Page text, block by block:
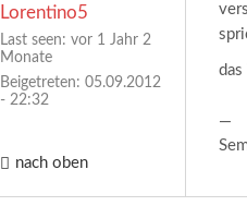
Lorentino5
Last seen: vor 1 Jahr 2
Monate
Beigetreten: 05.09.2012
- 22:32
das
—
nach oben